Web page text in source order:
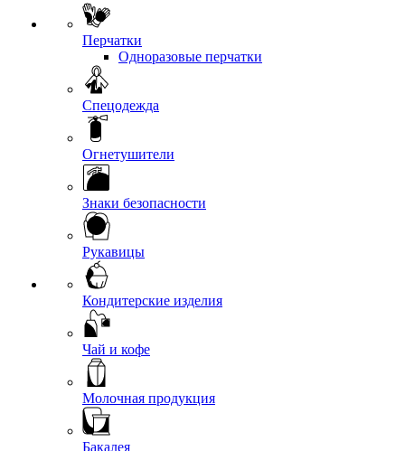
Перчатки
Одноразовые перчатки
Спецодежда
Огнетушители
Знаки безопасности
Рукавицы
Кондитерские изделия
Чай и кофе
Молочная продукция
Бакалея